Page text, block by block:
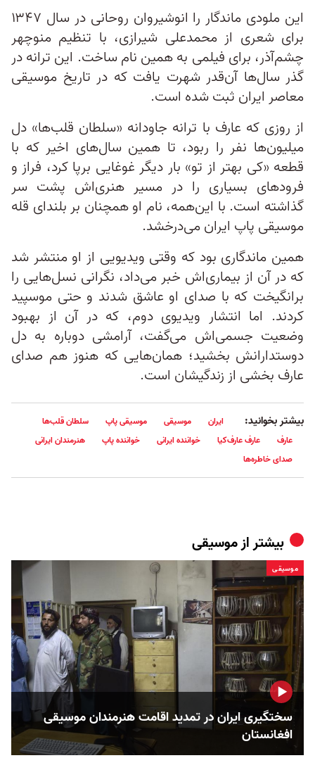
این ملودی ماندگار را انوشیروان روحانی در سال ۱۳۴۷
برای شعری از محمدعلی شیرازی، با تنظیم منوچهر
چشم‌آذر، برای فیلمی به همین نام ساخت. این ترانه در
گذر سال‌ها آن‌قدر شهرت یافت که در تاریخ موسیقی
معاصر ایران ثبت شده است.
از روزی که عارف با ترانه‌ جاودانه‌ «سلطان قلب‌ها» دل
میلیون‌ها نفر را ربود، تا همین سال‌های اخیر که با
قطعه‌ «کی بهتر از تو» بار دیگر غوغایی برپا کرد، فراز و
فرودهای بسیاری را در مسیر هنری‌اش پشت سر
گذاشته است. با این‌همه، نام او همچنان بر بلندای قله‌
موسیقی پاپ ایران می‌درخشد.
همین ماندگاری بود که وقتی ویدیویی از او منتشر شد
که در آن از بیماری‌اش خبر می‌داد، نگرانی نسل‌هایی را
برانگیخت که با صدای او عاشق شدند و حتی موسپید
کردند. اما انتشار ویدیوی دوم، که در آن از بهبود
وضعیت جسمی‌اش می‌گفت، آرامشی دوباره به دل
دوستدارانش بخشید؛ همان‌هایی که هنوز هم صدای
عارف بخشی از زندگیشان ا‌ست.
بیشتر بخوانید: ایران موسیقی موسیقی پاپ
سلطان قلب‌ها
عارف
عارف عارف‌کیا خواننده ایرانی خواننده پاپ
هنرمندان ایرانی
صدای خاطره‌ها
بیشتر ازموسیقی
موسیقی
سختگیری ایران در تمدید اقامت هنرمندان موسیقی
افغانستان